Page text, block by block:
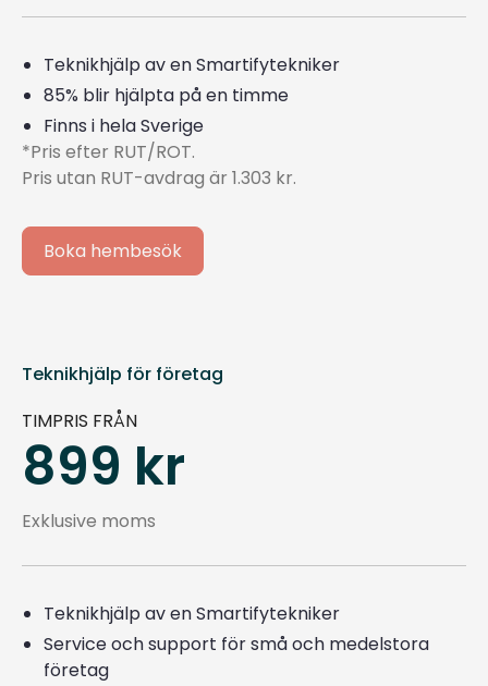
Teknikhjälp av en Smartifytekniker
85% blir hjälpta på en timme
Finns i hela Sverige
*Pris efter RUT/ROT.
Pris utan RUT-avdrag är 1.303 kr.
Boka hembesök
Teknikhjälp för företag
TIMPRIS FRÅN
899 kr
Exklusive moms
Teknikhjälp av en Smartifytekniker
Service och support för små och medelstora
företag